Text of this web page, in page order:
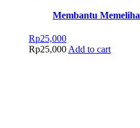
Membantu
Rp25,000
Rp25,000 Add to cart